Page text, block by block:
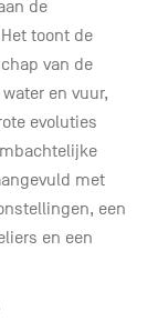
de
toont de
van de
en vuur,
evoluties
met
een
en een